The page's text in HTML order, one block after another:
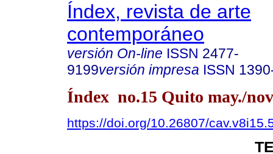
Índex, revista de arte
contemporáneo
versión On-line ISSN 2477-
9199versión impresa ISSN
Índex no.15 Quito may./
https://doi.org/10.26807/